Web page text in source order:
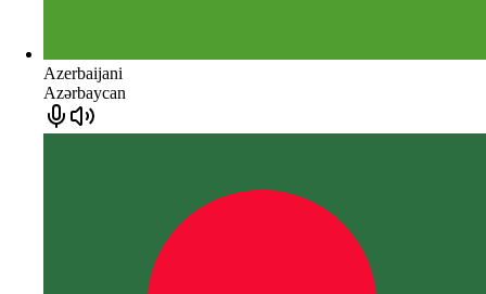
Azerbaijani
Azərbaycan